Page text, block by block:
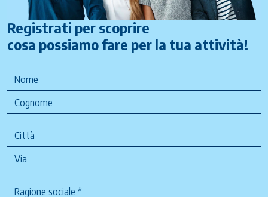
Registrati per scoprire
cosa possiamo fare per la tua attività!